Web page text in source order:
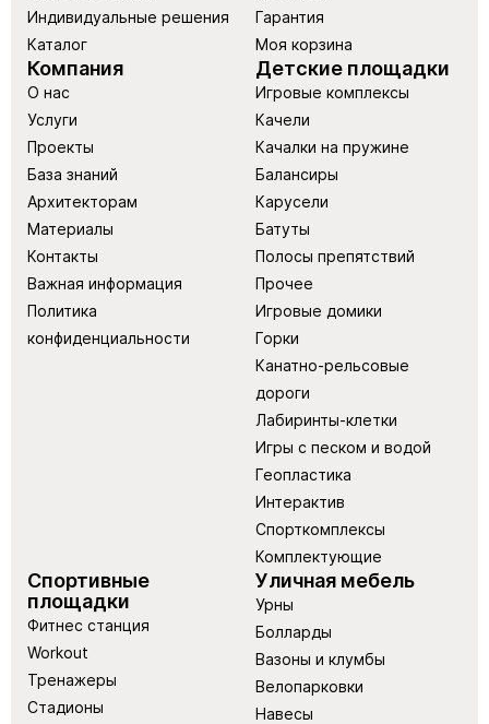
Индивидуальные решения
Каталог
Гарантия
Моя корзина
Компания
О нас
Услуги
Проекты
База знаний
Архитекторам
Материалы
Контакты
Важная информация
Политика
конфиденциальности
Детские площадки
Игровые комплексы
Качели
Качалки на пружине
Балансиры
Карусели
Батуты
Полосы препятствий
Прочее
Игровые домики
Горки
Канатно-рельсовые
дороги
Лабиринты-клетки
Игры с песком и водой
Геопластика
Интерактив
Спорткомплексы
Комплектующие
Спортивные
площадки
Фитнес станция
Workout
Тренажеры
Стадионы
Уличная мебель
Урны
Болларды
Вазоны и клумбы
Велопарковки
Навесы